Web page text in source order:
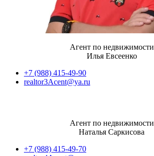
Агент по недвижимости
Илья Евсеенко
+7 (988) 415-49-90
realtor3Acent@ya.ru
Агент по недвижимости
Наталья Саркисова
+7 (988) 415-49-70